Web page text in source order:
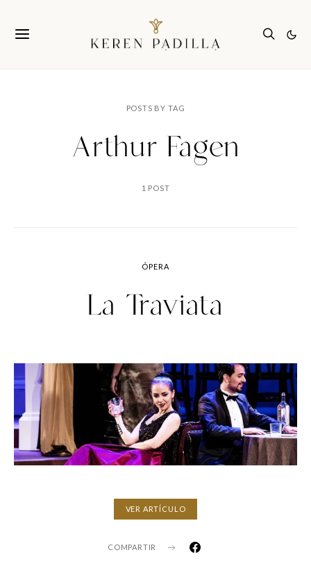
POSTS BY TAG
Arthur Fagen
1 POST
ÓPERA
La Traviata
VER ARTÍCULO
COMPARTIR